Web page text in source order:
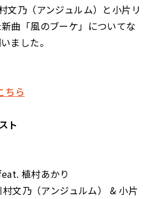
文乃（アンジュルム）と小片リ
曲「風のブーケ」についてな
ました。
ちら
ト
植村あかり
文乃（アンジュルム） & 小片